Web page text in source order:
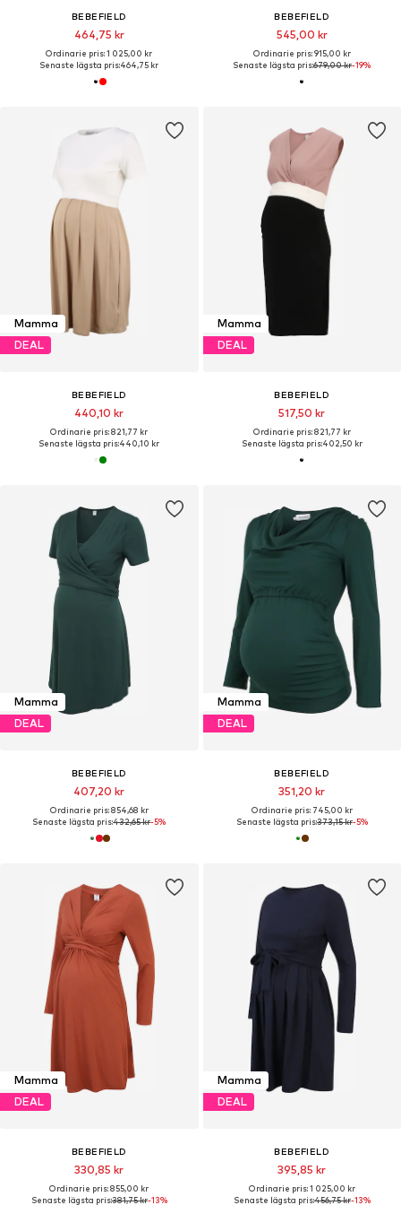
BEBEFIELD
464,75 kr
Ordinarie pris: 1 025,00 kr
Senaste lägsta pris:464,75 kr
BEBEFIELD
545,00 kr
Ordinarie pris: 915,00 kr
Senaste lägsta pris:679,00 kr-19%
Mamma
DEAL
BEBEFIELD
440,10 kr
Ordinarie pris: 821,77 kr
Senaste lägsta pris:440,10 kr
Mamma
DEAL
BEBEFIELD
517,50 kr
Ordinarie pris: 821,77 kr
Senaste lägsta pris:402,50 kr
Mamma
DEAL
BEBEFIELD
407,20 kr
Ordinarie pris: 854,68 kr
Senaste lägsta pris:432,65 kr-5%
Mamma
DEAL
BEBEFIELD
351,20 kr
Ordinarie pris: 745,00 kr
Senaste lägsta pris:373,15 kr-5%
Mamma
DEAL
BEBEFIELD
330,85 kr
Ordinarie pris: 855,00 kr
Senaste lägsta pris:381,75 kr-13%
Mamma
DEAL
BEBEFIELD
395,85 kr
Ordinarie pris: 1 025,00 kr
Senaste lägsta pris:456,75 kr-13%